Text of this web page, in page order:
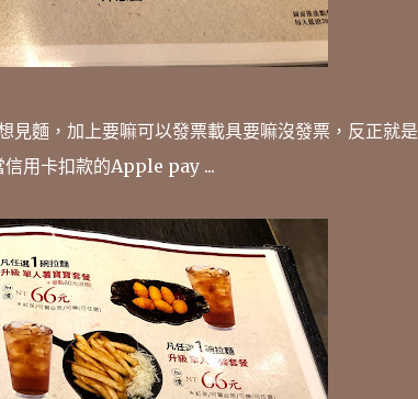
見麵，加上要嘛可以發票載具要嘛沒發票，反正就是
信用卡扣款的Apple pay ...